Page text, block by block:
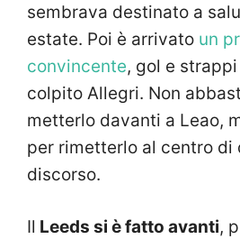
sembrava destinato a
estate. Poi è arrivato un
convincente, gol e
colpito Allegri. Non
metterlo davanti a Leao,
per rimetterlo al centro di
discorso.
Il Leeds si è fatto avanti,